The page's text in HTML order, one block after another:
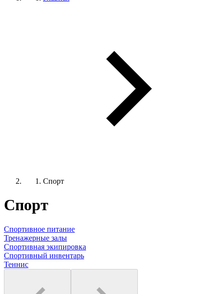
Спорт
Спорт
Спортивное питание
Тренажерные залы
Спортивная экипировка
Спортивный инвентарь
Теннис